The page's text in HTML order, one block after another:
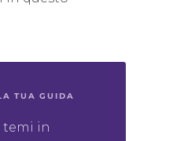
TUA GUIDA
temi in